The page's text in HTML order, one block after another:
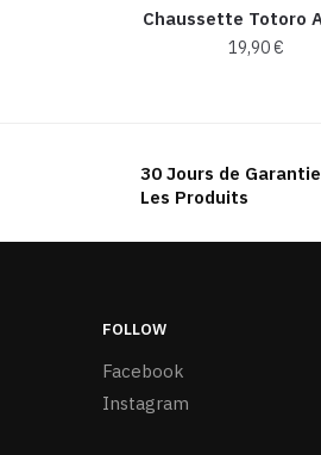
Chaussette Totoro
19,90€
Les
30 Jours de
Les Produits
FOLLOW
Facebook
Instagram